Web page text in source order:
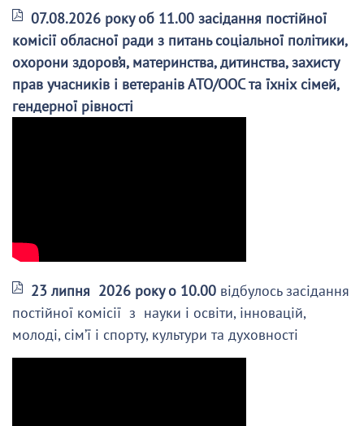
07.08.2026 року об 11.00 засідання постійної
комісії обласної ради з питань соціальної політики,
охорони здоров’я, материнства, дитинства, захисту
прав учасників і ветеранів АТО/ООС та їхніх сімей,
гендерної рівності
23 липня 2026 року о 10.00 відбулось засідання
постійної комісії з науки і освіти, інновацій,
молоді, сім’ї і спорту, культури та духовності